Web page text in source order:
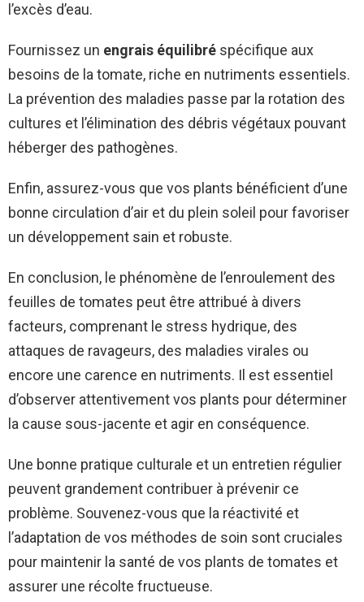
l’excès d’eau.
Fournissez un engrais équilibré spécifique aux
besoins de la tomate, riche en nutriments essentiels.
La prévention des maladies passe par la rotation des
cultures et l’élimination des débris végétaux pouvant
héberger des pathogènes.
Enfin, assurez-vous que vos plants bénéficient d’une
bonne circulation d’air et du plein soleil pour favoriser
un développement sain et robuste.
En conclusion, le phénomène de l’enroulement des
feuilles de tomates peut être attribué à divers
facteurs, comprenant le stress hydrique, des
attaques de ravageurs, des maladies virales ou
encore une carence en nutriments. Il est essentiel
d’observer attentivement vos plants pour déterminer
la cause sous-jacente et agir en conséquence.
Une bonne pratique culturale et un entretien régulier
peuvent grandement contribuer à prévenir ce
problème. Souvenez-vous que la réactivité et
l’adaptation de vos méthodes de soin sont cruciales
pour maintenir la santé de vos plants de tomates et
assurer une récolte fructueuse.